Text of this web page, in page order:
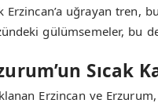
uğrayan tren,
gülümsemeler, bu
Sıcak
Erzincan ve